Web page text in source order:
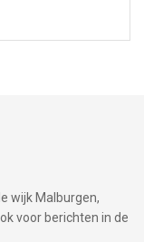
wijk Malburgen,
voor berichten in de